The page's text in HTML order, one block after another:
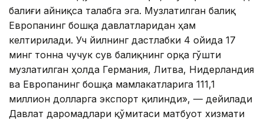
балиғи айниқса талабга эга. Музлатилган балиқ
Европанинг бошқа давлатларидан ҳам
келтирилади. Уч йилнинг дастлабки 4 ойида 17
минг тонна чучук сув балиқнинг орқа гўшти
музлатилган ҳолда Германия, Литва, Нидерландия
ва Европанинг бошқа мамлакатларига 111,1
миллион долларга экспорт қилинди», — дейилади
Давлат даромадлари қўмитаси матбуот хизмати